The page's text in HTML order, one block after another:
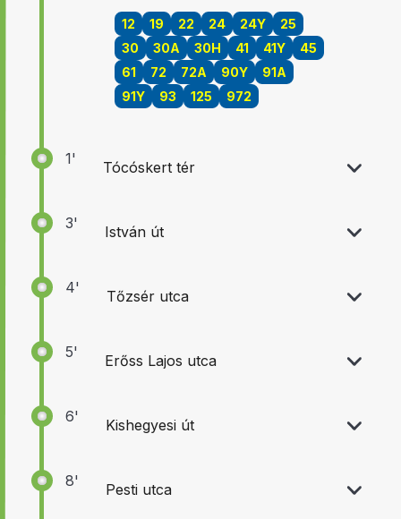
12 19 22 24 24Y
25
30
30A 30H 41 41Y
45
61
72 72A 90Y
91A
91Y
93 125 972
1' Tócóskert tér
3' István út
4' Tőzsér utca
5' Erőss Lajos utca
6' Kishegyesi út
8' Pesti utca